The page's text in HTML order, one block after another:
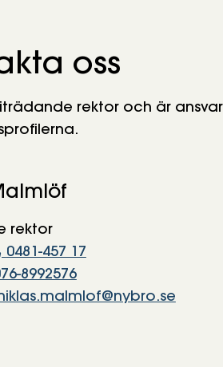
oss
rektor och är
rektor
0481-457 17
8992576